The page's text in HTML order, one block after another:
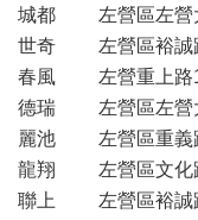
城都 左營區左營
世奇 左營區裕
春風 左營重上
德瑞 左營區左營
麗池 左營區重
龍翔 左營區文
聯上 左營區裕